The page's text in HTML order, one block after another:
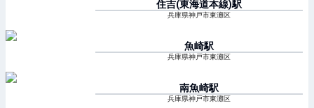
住吉(東海道本線)駅
兵庫県神戸市東灘区
魚崎駅
兵庫県神戸市東灘区
南魚崎駅
兵庫県神戸市東灘区